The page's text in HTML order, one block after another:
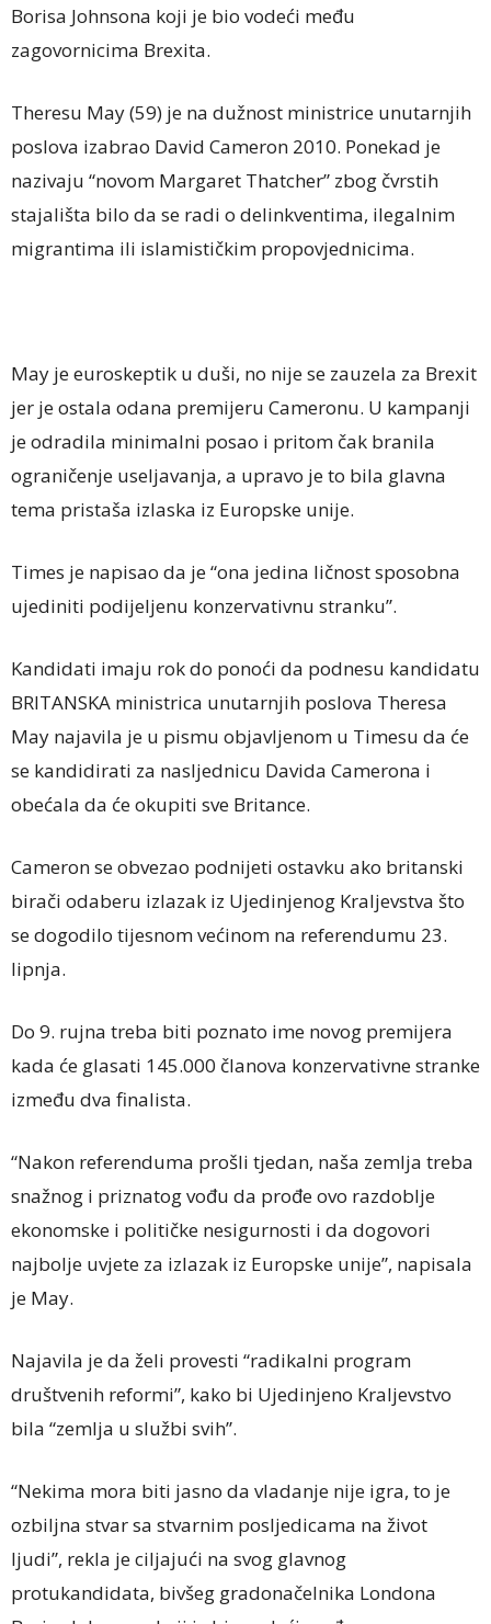
Borisa Johnsona koji je bio vodeći među
zagovornicima Brexita.
Theresu May (59) je na dužnost ministrice unutarnjih
poslova izabrao David Cameron 2010. Ponekad je
nazivaju “novom Margaret Thatcher” zbog čvrstih
stajališta bilo da se radi o delinkventima, ilegalnim
migrantima ili islamističkim propovjednicima.
May je euroskeptik u duši, no nije se zauzela za Brexit
jer je ostala odana premijeru Cameronu. U kampanji
je odradila minimalni posao i pritom čak branila
ograničenje useljavanja, a upravo je to bila glavna
tema pristaša izlaska iz Europske unije.
Times je napisao da je “ona jedina ličnost sposobna
ujediniti podijeljenu konzervativnu stranku”.
Kandidati imaju rok do ponoći da podnesu kandidatu
BRITANSKA ministrica unutarnjih poslova Theresa
May najavila je u pismu objavljenom u Timesu da će
se kandidirati za nasljednicu Davida Camerona i
obećala da će okupiti sve Britance.
Cameron se obvezao podnijeti ostavku ako britanski
birači odaberu izlazak iz Ujedinjenog Kraljevstva što
se dogodilo tijesnom većinom na referendumu 23.
lipnja.
Do 9. rujna treba biti poznato ime novog premijera
kada će glasati 145.000 članova konzervativne stranke
između dva finalista.
“Nakon referenduma prošli tjedan, naša zemlja treba
snažnog i priznatog vođu da prođe ovo razdoblje
ekonomske i političke nesigurnosti i da dogovori
najbolje uvjete za izlazak iz Europske unije”, napisala
je May.
Najavila je da želi provesti “radikalni program
društvenih reformi”, kako bi Ujedinjeno Kraljevstvo
bila “zemlja u službi svih”.
“Nekima mora biti jasno da vladanje nije igra, to je
ozbiljna stvar sa stvarnim posljedicama na život
ljudi”, rekla je ciljajući na svog glavnog
protukandidata, bivšeg gradonačelnika Londona